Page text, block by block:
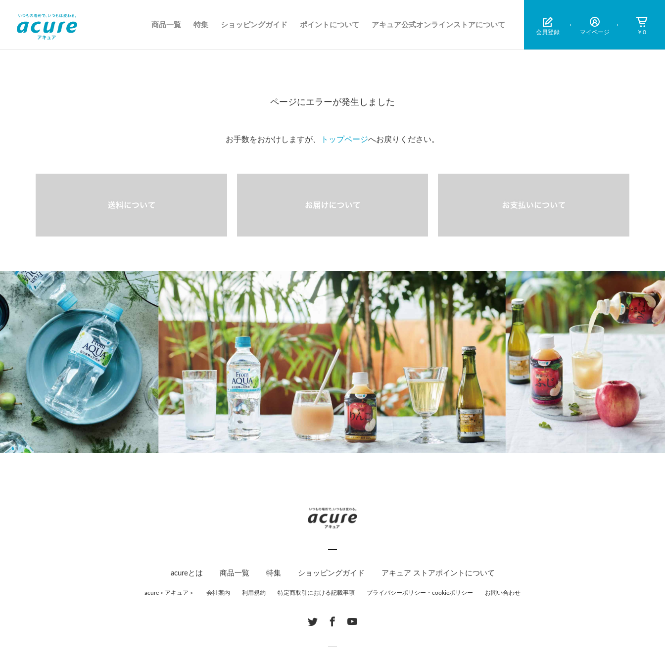
商品一覧 特集 ショッピングガイド ポイントについて アキュア公式オンラインストアについて
会員登録 マイページ ￥0
ページにエラーが発生しました
お手数をおかけしますが、 トップページへお戻りください。
acureとは 商品一覧 特集 ショッピングガイド アキュア ストアポイントについて
acure＜アキュア＞ 会社案内 利用規約 特定商取引における記載事項 プライバシーポリシー・cookieポリシー お問い合わせ